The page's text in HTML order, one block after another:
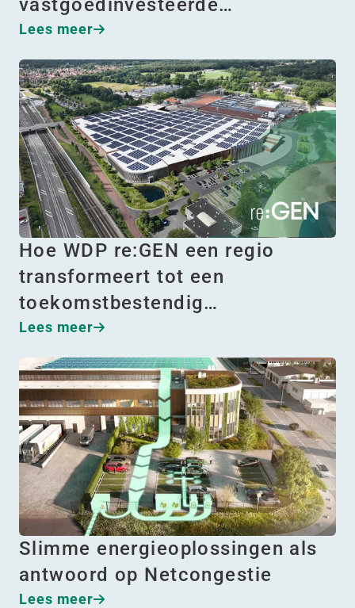
vastgoedinvesteerde…
Lees meer
Hoe WDP re:GEN een regio
transformeert tot een
toekomstbestendig…
Lees meer
Slimme energieoplossingen als
antwoord op Netcongestie
Lees meer